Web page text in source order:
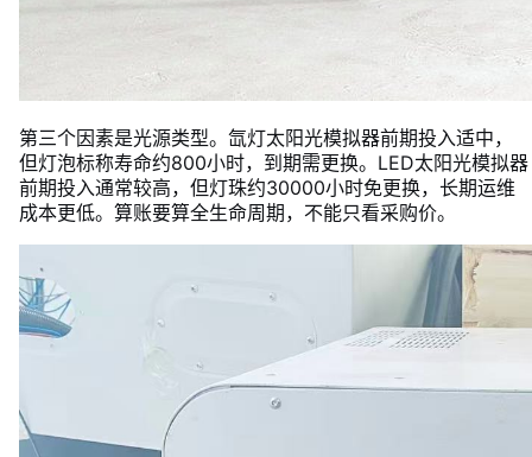
第三个因素是光源类型。氙灯太阳光模拟器前期投入适中，
但灯泡标称寿命约800小时，到期需更换。LED太阳光模拟器
前期投入通常较高，但灯珠约30000小时免更换，长期运维
成本更低。算账要算全生命周期，不能只看采购价。